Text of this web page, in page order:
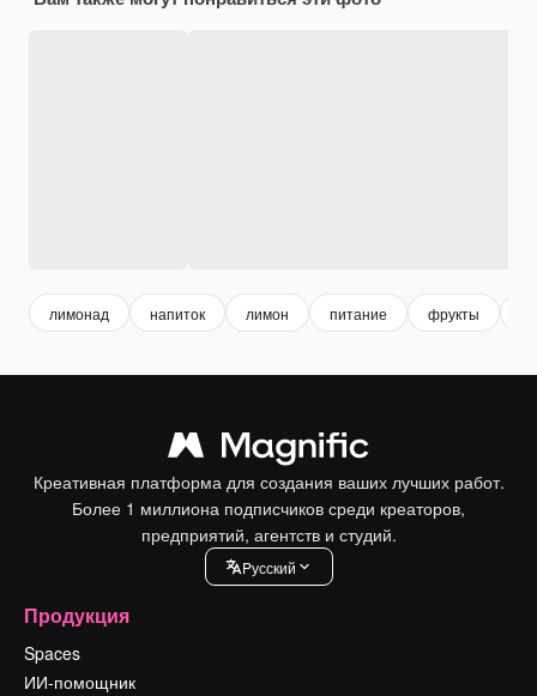
лимонад напиток лимон питание фрукты
Креативная платформа для создания ваших лучших работ.
Более 1 миллиона подписчиков среди креаторов,
предприятий, агентств и студий.
Pусский
Продукция
Spaces
ИИ-помощник